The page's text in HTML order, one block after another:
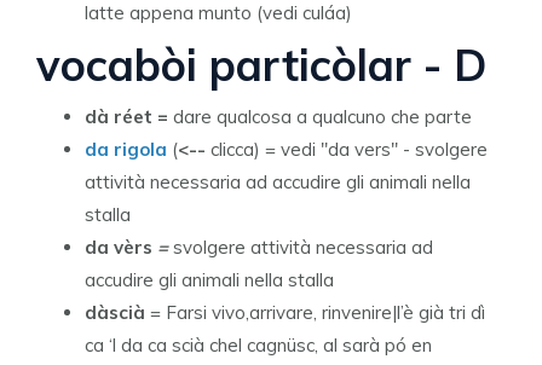
latte appena munto (vedi culáa)
vocabòi particòlar - D
dà réet = dare qualcosa a qualcuno che parte
da rigola (<-- clicca) = vedi "da vers" - svolgere
attività necessaria ad accudire gli animali nella
stalla
da vèrs =svolgere attività necessaria ad
accudire gli animali nella stalla
dàscià = Farsi vivo,arrivare, rinvenire|l’è già tri dì
ca ‘l da ca scià chel cagnüsc, al sarà pó en